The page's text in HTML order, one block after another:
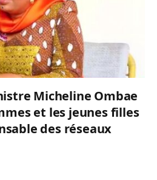
Micheline Ombae
et les jeunes filles
des réseaux